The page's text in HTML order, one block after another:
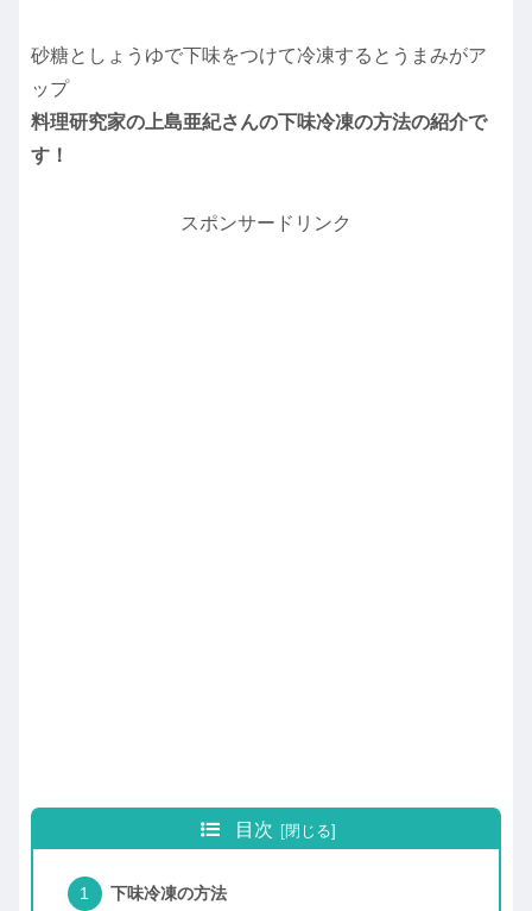
砂糖としょうゆで下味をつけて冷凍するとうまみがア
ップ
料理研究家の上島亜紀さんの下味冷凍の方法の紹介で
す！
スポンサードリンク
目次
下味冷凍の方法